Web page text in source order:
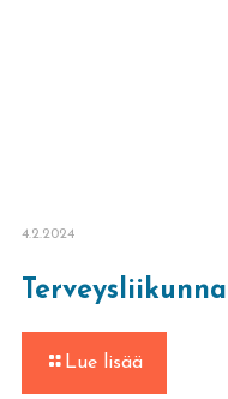
4.2.2024
Lue lisää-